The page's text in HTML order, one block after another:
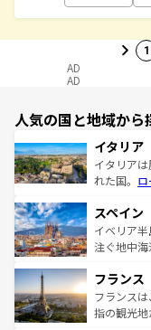
1
AD
AD
人気の国と地域から
イタリア
イタリア
れた国。
ろん、ト
景など、
ピザやパ
ませてく
なお、新
しい。
スペイン
イベリア
注ぐ地中
文化が根
れる闘牛
る。首都
フランス
フランス
指の観光